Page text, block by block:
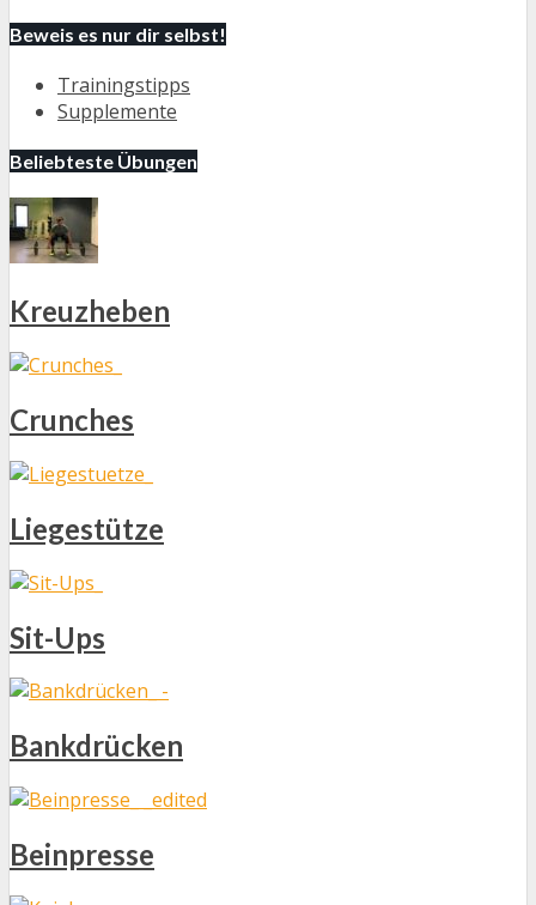
Beweis es nur dir selbst!
Trainingstipps
Supplemente
Beliebteste Übungen
Kreuzheben
Crunches
Liegestütze
Sit-Ups
Bankdrücken
Beinpresse